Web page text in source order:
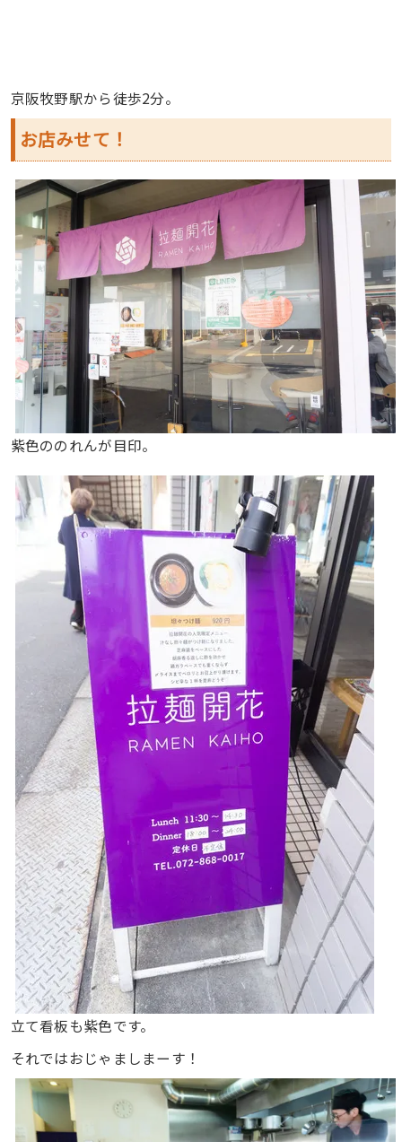
京阪牧野駅から徒歩2分。
お店みせて！
紫色ののれんが目印。
立て看板も紫色です。
それではおじゃましまーす！